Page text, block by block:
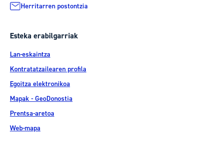
Herritarren postontzia
Esteka erabilgarriak
Lan-eskaintza
Kontratatzailearen profila
Egoitza elektronikoa
Mapak - GeoDonostia
Prentsa-aretoa
Web-mapa